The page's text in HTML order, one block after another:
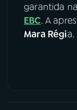
garantida
EBC. A
Mara Régia.